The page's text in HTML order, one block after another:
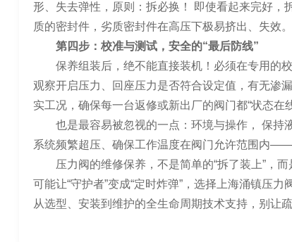
形、失去弹性，原则：拆必换！ 即使看起来完好，
质的密封件，劣质密封件在高压下极易挤出、失效。
第四步：校准与测试，安全的“最后防线”
保养组装后，绝不能直接装机！必须在专用的
观察开启压力、回座压力是否符合设定值，有无渗
实工况，确保每一台返修或新出厂的阀门都“状态在线
也是最容易被忽视的一点：环境与操作， 保持
系统频繁超压、确保工作温度在阀门允许范围内——
压力阀的维修保养，不是简单的“拆了装上”，
可能让“守护者”变成“定时炸弹”，选择上海涌镇压
从选型、安装到维护的全生命周期技术支持，别让